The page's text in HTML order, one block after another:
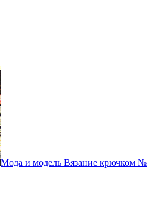
Мода и модель Вязание крючком №